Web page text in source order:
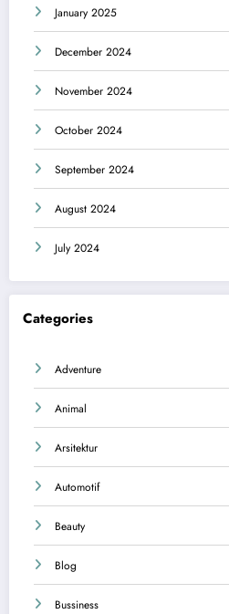
January 2025
December 2024
November 2024
October 2024
September 2024
August 2024
July 2024
Categories
Adventure
Animal
Arsitektur
Automotif
Beauty
Blog
Bussiness